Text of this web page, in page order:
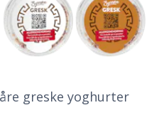
greske yoghurter